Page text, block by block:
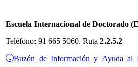
Escuela Internacional de Doctorado
Teléfono: 91 665 5060. Ruta 2.2.5.2
Buzón de Información y Ayuda al